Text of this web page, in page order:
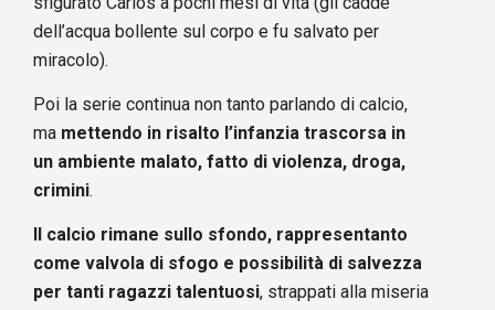
dell’acqua bollente sul corpo e fu salvato per
miracolo).
Poi la serie continua non tanto parlando di calcio,
ma mettendo in risalto l’infanzia trascorsa in
un ambiente malato, fatto di violenza, droga,
crimini.
Il calcio rimane sullo sfondo, rappresentanto
come valvola di sfogo e possibilità di salvezza
per tanti ragazzi talentuosi, strappati alla miseria